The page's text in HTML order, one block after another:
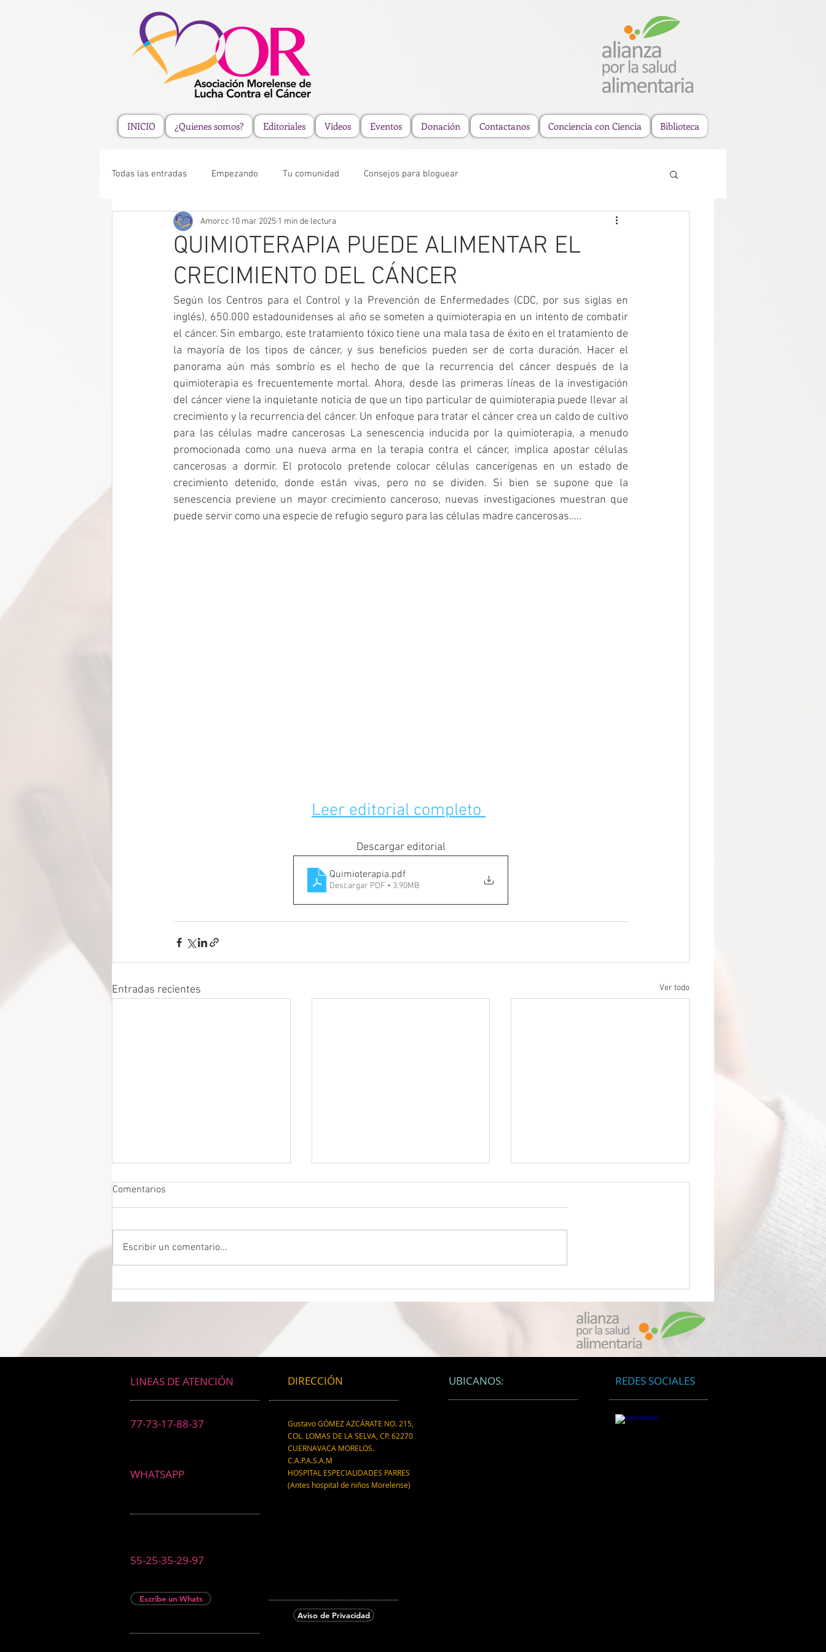
INICIO ¿Quienes somos? Editoriales Videos Eventos Donación Contactanos Conciencia con Ciencia Biblioteca
Todas las entradas Empezando Tu comunidad Consejos para bloguear
QUIMIOTERAPIA PUEDE ALIMENTAR EL
CRECIMIENTO DEL CÁNCER
Amorcc 10 mar 2025 1 min de lectura
Según los Centros para el Control y la Prevención de Enfermedades (CDC, por sus siglas en
inglés), 650.000 estadounidenses al año se someten a quimioterapia en un intento de combatir
el cáncer. Sin embargo, este tratamiento tóxico tiene una mala tasa de éxito en el tratamiento de
la mayoría de los tipos de cáncer, y sus beneficios pueden ser de corta duración. Hacer el
panorama aún más sombrío es el hecho de que la recurrencia del cáncer después de la
quimioterapia es frecuentemente mortal. Ahora, desde las primeras líneas de la investigación
del cáncer viene la inquietante noticia de que un tipo particular de quimioterapia puede llevar al
crecimiento y la recurrencia del cáncer. Un enfoque para tratar el cáncer crea un caldo de cultivo
para las células madre cancerosas La senescencia inducida por la quimioterapia, a menudo
promocionada como una nueva arma en la terapia contra el cáncer, implica apostar células
cancerosas a dormir. El protocolo pretende colocar células cancerígenas en un estado de
crecimiento detenido, donde están vivas, pero no se dividen. Si bien se supone que la
senescencia previene un mayor crecimiento canceroso, nuevas investigaciones muestran que
puede servir como una especie de refugio seguro para las células madre cancerosas.....
Leer editorial completo
Descargar editorial
Quimioterapia.pdf
Descargar PDF • 3.90MB
Entradas recientes Ver todo
cerebral, revela nuevo estudio
descubren que su
empaquetado de alimentos le
está envenenando con
partículas de plástico
microscópicas
Comentarios
Escribir un comentario...
LINEAS DE ATENCIÓN
77-73-17-88-37
WHATSAPP
DIRECCIÓN
Gustavo GÓMEZ AZCÁRATE NO. 215,
COL. LOMAS DE LA SELVA, CP. 62270
CUERNAVACA MORELOS.
C.A.P.A.S.A.M
HOSPITAL ESPECIALIDADES PARRES
(Antes hospital de niños Morelense)
55-25-35-29-97
UBICANOS: REDES SOCIALES
Escribe un Whats
Aviso de Privacidad